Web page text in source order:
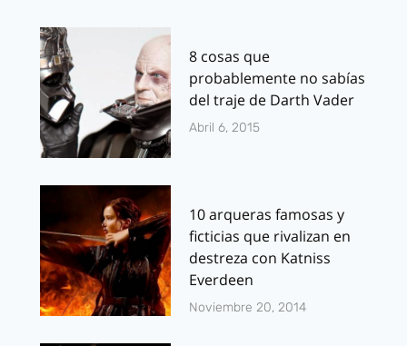
8 cosas que
probablemente no sabías
del traje de Darth Vader
Abril 6, 2015
10 arqueras famosas y
ficticias que rivalizan en
destreza con Katniss
Everdeen
Noviembre 20, 2014